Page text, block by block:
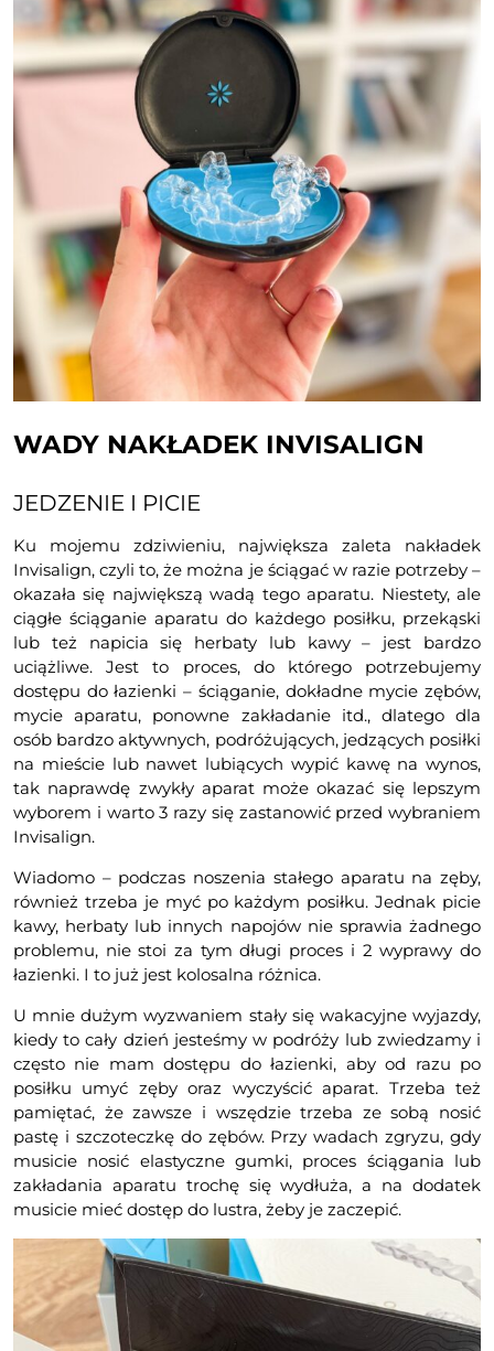
WADY NAKŁADEK INVISALIGN
JEDZENIE I PICIE
Ku mojemu zdziwieniu, największa zaleta nakładek
Invisalign, czyli to, że można je ściągać w razie potrzeby –
okazała się największą wadą tego aparatu. Niestety, ale
ciągłe ściąganie aparatu do każdego posiłku, przekąski
lub też napicia się herbaty lub kawy – jest bardzo
uciążliwe. Jest to proces, do którego potrzebujemy
dostępu do łazienki – ściąganie, dokładne mycie zębów,
mycie aparatu, ponowne zakładanie itd., dlatego dla
osób bardzo aktywnych, podróżujących, jedzących posiłki
na mieście lub nawet lubiących wypić kawę na wynos,
tak naprawdę zwykły aparat może okazać się lepszym
wyborem i warto 3 razy się zastanowić przed wybraniem
Invisalign.
Wiadomo – podczas noszenia stałego aparatu na zęby,
również trzeba je myć po każdym posiłku. Jednak picie
kawy, herbaty lub innych napojów nie sprawia żadnego
problemu, nie stoi za tym długi proces i 2 wyprawy do
łazienki. I to już jest kolosalna różnica.
U mnie dużym wyzwaniem stały się wakacyjne wyjazdy,
kiedy to cały dzień jesteśmy w podróży lub zwiedzamy i
często nie mam dostępu do łazienki, aby od razu po
posiłku umyć zęby oraz wyczyścić aparat. Trzeba też
pamiętać, że zawsze i wszędzie trzeba ze sobą nosić
pastę i szczoteczkę do zębów. Przy wadach zgryzu, gdy
musicie nosić elastyczne gumki, proces ściągania lub
zakładania aparatu trochę się wydłuża, a na dodatek
musicie mieć dostęp do lustra, żeby je zaczepić.